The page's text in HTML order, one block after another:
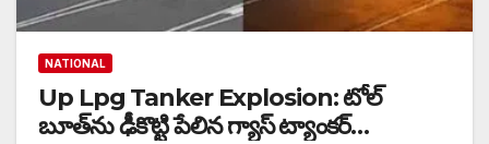
NATIONAL
Up Lpg Tanker Explosion: టోల్
బూత్‌ను ఢీకొట్టి పేలిన గ్యాస్ ట్యాంకర్…